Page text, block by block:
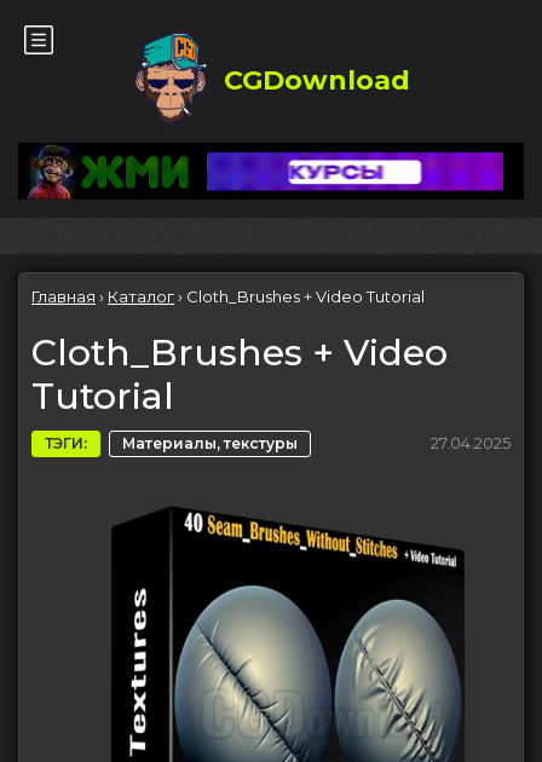
CGDownload
Главная › Каталог› Cloth_Brushes + Video Tutorial
Cloth_Brushes + Video
Tutorial
ТЭГИ: Материалы, текстуры 27.04.2025